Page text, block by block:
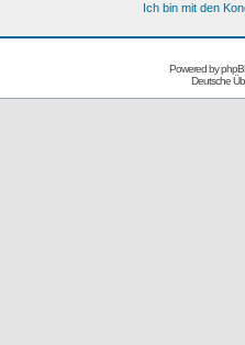
Ich bin mit den
Powered by
Deutsche